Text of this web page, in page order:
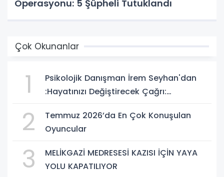
Operasyonu: 5 Şüpheli Tutuklandı
Çok Okunanlar
1
Psikolojik Danışman İrem Seyhan'dan
:Hayatınızı Değiştirecek Çağrı:
Atın!
2
Temmuz 2026’da En Çok Konuşulan
Oyuncular
3
MELİKGAZİ MEDRESESİ KAZISI İÇİN YAYA
YOLU KAPATILIYOR